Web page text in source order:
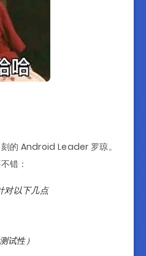
的 Android Leader 罗琼。
错：
对以下几点
试性）